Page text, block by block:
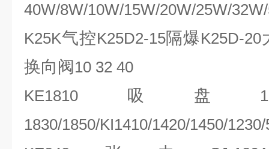
40W/8W/10W/15W/20W/25W/
K25K气控K25D2-15隔爆K25D-20
换向阀 10 32 40
KE1810 吸盘
1830/1850/KI1410/1420/1450/